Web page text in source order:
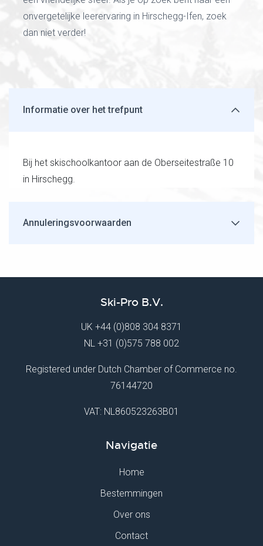
onvergetelijke leerervaring in Hirschegg-Ifen, zoek
dan niet verder!
Informatie over het trefpunt
Bij het skischoolkantoor aan de Oberseitestraße 10
in Hirschegg.
Annuleringsvoorwaarden
Ski-Pro B.V.
UK +44 (0)808 304 8371
NL +31 (0)575 788 002
Registered under Dutch Chamber of Commerce no.
76144720
VAT: NL860523263B01
Navigatie
Home
Bestemmingen
Over ons
Contact